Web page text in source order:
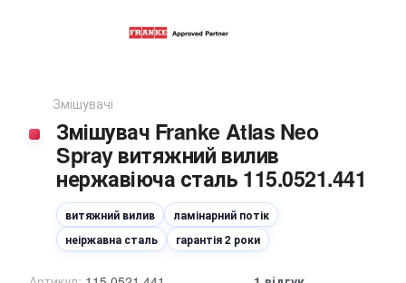
Змішувачі
Змішувач Franke Atlas Neo
Spray витяжний вилив
нержавіюча сталь 115.0521.441
витяжний вилив
ламінарний потік
неіржавна сталь
гарантія 2 роки